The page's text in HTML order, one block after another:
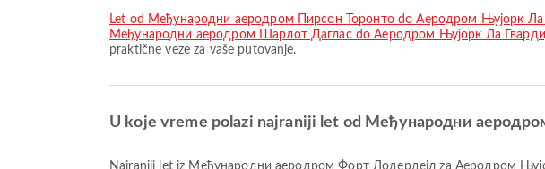
let od Међународни аеродром Пирсон Торонто do Аеродром Њујорк Ла
Међународни аеродром Шарлот Даглас do Аеродром Њујорк Ла
praktične veze za vaše putovanje.
U koje vreme polazi najraniji let od Међународни